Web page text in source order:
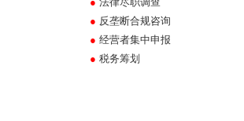
● 反垄断合规咨询
● 经营者集中申报
● 税务筹划